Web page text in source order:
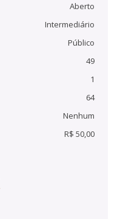
Aberto
Intermediário
Público
49
1
64
Nenhum
R$ 50,00